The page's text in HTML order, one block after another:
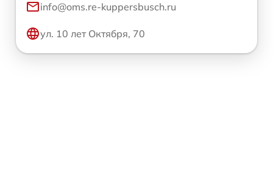
info@oms.re-kuppersbusch.ru
ул. 10 лет Октября, 70